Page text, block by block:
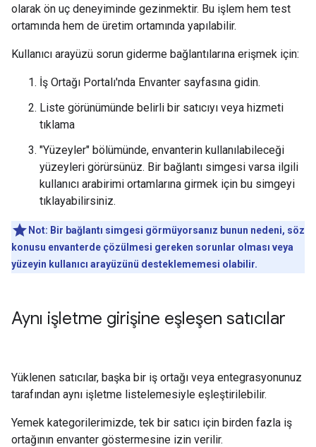
olarak ön uç deneyiminde gezinmektir. Bu işlem hem test
ortamında hem de üretim ortamında yapılabilir.
Kullanıcı arayüzü sorun giderme bağlantılarına erişmek için:
İş Ortağı Portalı'nda Envanter sayfasına gidin.
Liste görünümünde belirli bir satıcıyı veya hizmeti
tıklama
"Yüzeyler" bölümünde, envanterin kullanılabileceği
yüzeyleri görürsünüz. Bir bağlantı simgesi varsa ilgili
kullanıcı arabirimi ortamlarına girmek için bu simgeyi
tıklayabilirsiniz.
Not: Bir bağlantı simgesi görmüyorsanız bunun nedeni, söz
konusu envanterde çözülmesi gereken sorunlar olması veya
yüzeyin kullanıcı arayüzünü desteklememesi olabilir.
Aynı işletme girişine eşleşen satıcılar
Yüklenen satıcılar, başka bir iş ortağı veya entegrasyonunuz
tarafından aynı işletme listelemesiyle eşleştirilebilir.
Yemek kategorilerimizde, tek bir satıcı için birden fazla iş
ortağının envanter göstermesine izin verilir.